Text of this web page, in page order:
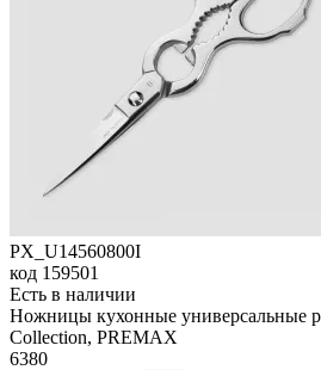
PX_U14560800I
код 159501
Есть в наличии
Ножницы кухонные универсальные
Collection, PREMAX
6380